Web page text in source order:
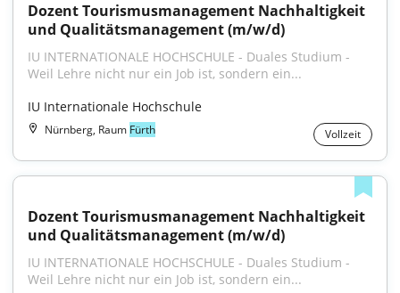
Dozent Tourismusmanagement Nachhaltigkeit
und Qualitätsmanagement (m/w/d)
IU INTERNATIONALE HOCHSCHULE - Duales Studium -
Weil Lehre nicht nur ein Job ist, sondern ein...
IU Internationale Hochschule
Nürnberg, Raum Fürth Vollzeit
Dozent Tourismusmanagement Nachhaltigkeit
und Qualitätsmanagement (m/w/d)
IU INTERNATIONALE HOCHSCHULE - Duales Studium -
Weil Lehre nicht nur ein Job ist, sondern ein...